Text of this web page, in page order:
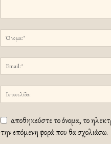
αποθηκεύστε το όνομα, το
την επόμενη φορά που θα σχολιάσω.